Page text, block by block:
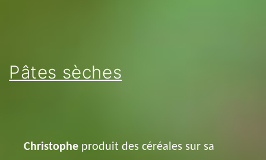
Pâtes sèches
Christophe produit des céréales sur sa